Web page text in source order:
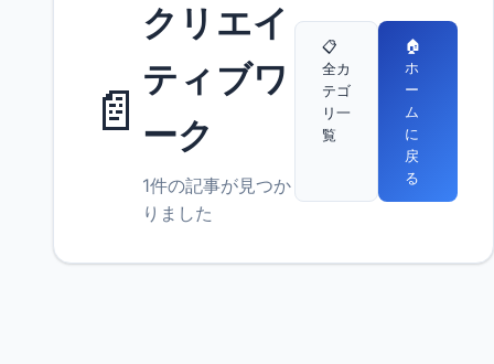
📄
クリエイ
ティブワ
ーク
1件の記事が見つか
りました
📋
全カ
テゴ
リ一
覧
🏠
ホ
ー
ム
に
戻
る